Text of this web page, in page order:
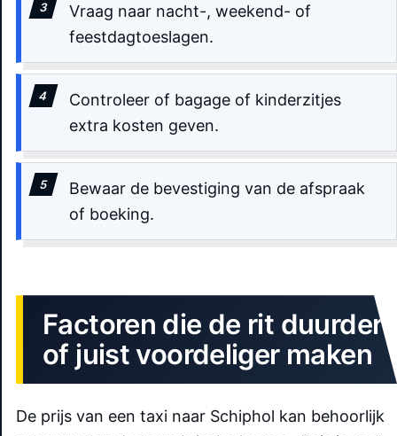
Vraag naar nacht-, weekend- of
feestdagtoeslagen.
Controleer of bagage of kinderzitjes
extra kosten geven.
Bewaar de bevestiging van de afspraak
of boeking.
Factoren die de rit duurder
of juist voordeliger maken
De prijs van een taxi naar Schiphol kan behoorlijk